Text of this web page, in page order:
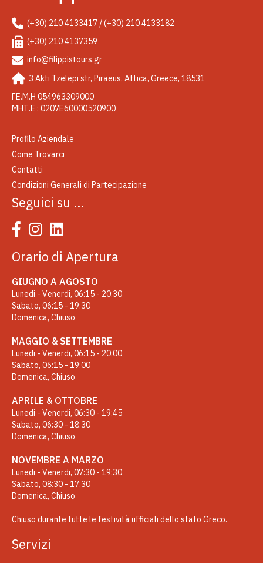
(+30) 210 4133417 / (+30) 210 4133182
(+30) 210 4137359
info@filippistours.gr
3 Akti Tzelepi str, Piraeus, Attica, Greece, 18531
ΓΕ.Μ.Η 054963309000
ΜΗΤ.Ε : 0207Ε60000520900
Profilo Aziendale
Come Trovarci
Contatti
Condizioni Generali di Partecipazione
Seguici su …
Orario di Apertura
GIUGNO A AGOSTO
Lunedi - Venerdi, 06:15 - 20:30
Sabato, 06:15 - 19:30
Domenica, Chiuso
MAGGIO & SETTEMBRE
Lunedi - Venerdi, 06:15 - 20:00
Sabato, 06:15 - 19:00
Domenica, Chiuso
APRILE & OTTOBRE
Lunedi - Venerdi, 06:30 - 19:45
Sabato, 06:30 - 18:30
Domenica, Chiuso
NOVEMBRE A MARZO
Lunedi - Venerdi, 07:30 - 19:30
Sabato, 08:30 - 17:30
Domenica, Chiuso
Chiuso durante tutte le festività ufficiali dello stato Greco.
Servizi